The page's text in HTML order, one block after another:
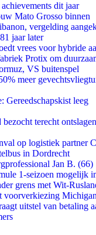
dit jaar
Mato Grosso binnen
vergelding
jaar later
vrees voor hybride
Protix om
VS buitenspel
meer
Gereedschapskist leeg
terecht ontslagen
op logistiek partner
in Dordrecht
Jan B. (66)
1-seizoen mogelijk
grens met Wit-
voorverkiezing Michigan
uitstel van betaling